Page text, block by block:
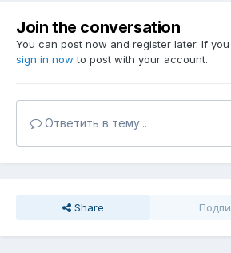
Join the conversation
You can post now and register later. If
sign in now to post with your account.
Ответить в тему...
Share